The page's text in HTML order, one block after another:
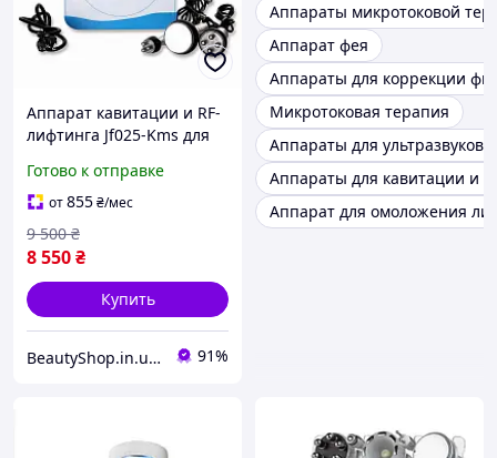
Аппарат кавитации и RF-
лифтинга Jf025-Kms для
Готово к отправке
от855₴/мес
8 550₴
9 500 ₴
Купить
BeautyShop.in.ua - Интернет-магазин по продаже материалов красоты, Телеграм @Beautyshopinua 91%
Аппараты микротоковой
Аппарат фея
Аппараты для коррекции
Микротоковая терапия
Аппараты для
Аппараты для кавитации и
Аппарат для омоложения